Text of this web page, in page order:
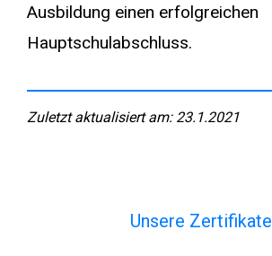
Ausbildung einen erfolgreichen
Hauptschulabschluss.
Zuletzt aktualisiert am: 23.1.2021
Unsere Zertifikate